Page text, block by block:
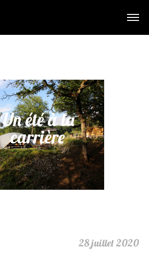
Un été à la
carrière
28 juillet 2020